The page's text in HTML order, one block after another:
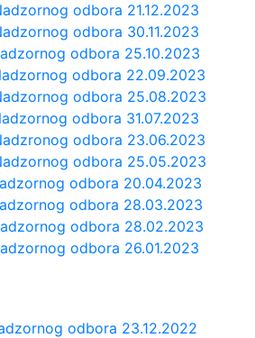
odbora 21.12.2023
odbora 30.11.2023
odbora 25.10.2023
odbora 22.09.2023
odbora 25.08.2023
odbora 31.07.2023
odbora 23.06.2023
odbora 25.05.2023
odbora 20.04.2023
odbora 28.03.2023
odbora 28.02.2023
odbora 26.01.2023
odbora 23.12.2022